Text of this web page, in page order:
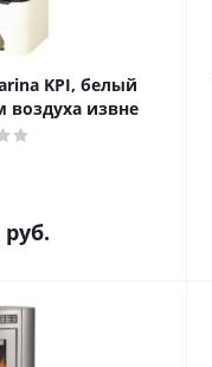
KPI, белый
воздуха извне
руб.